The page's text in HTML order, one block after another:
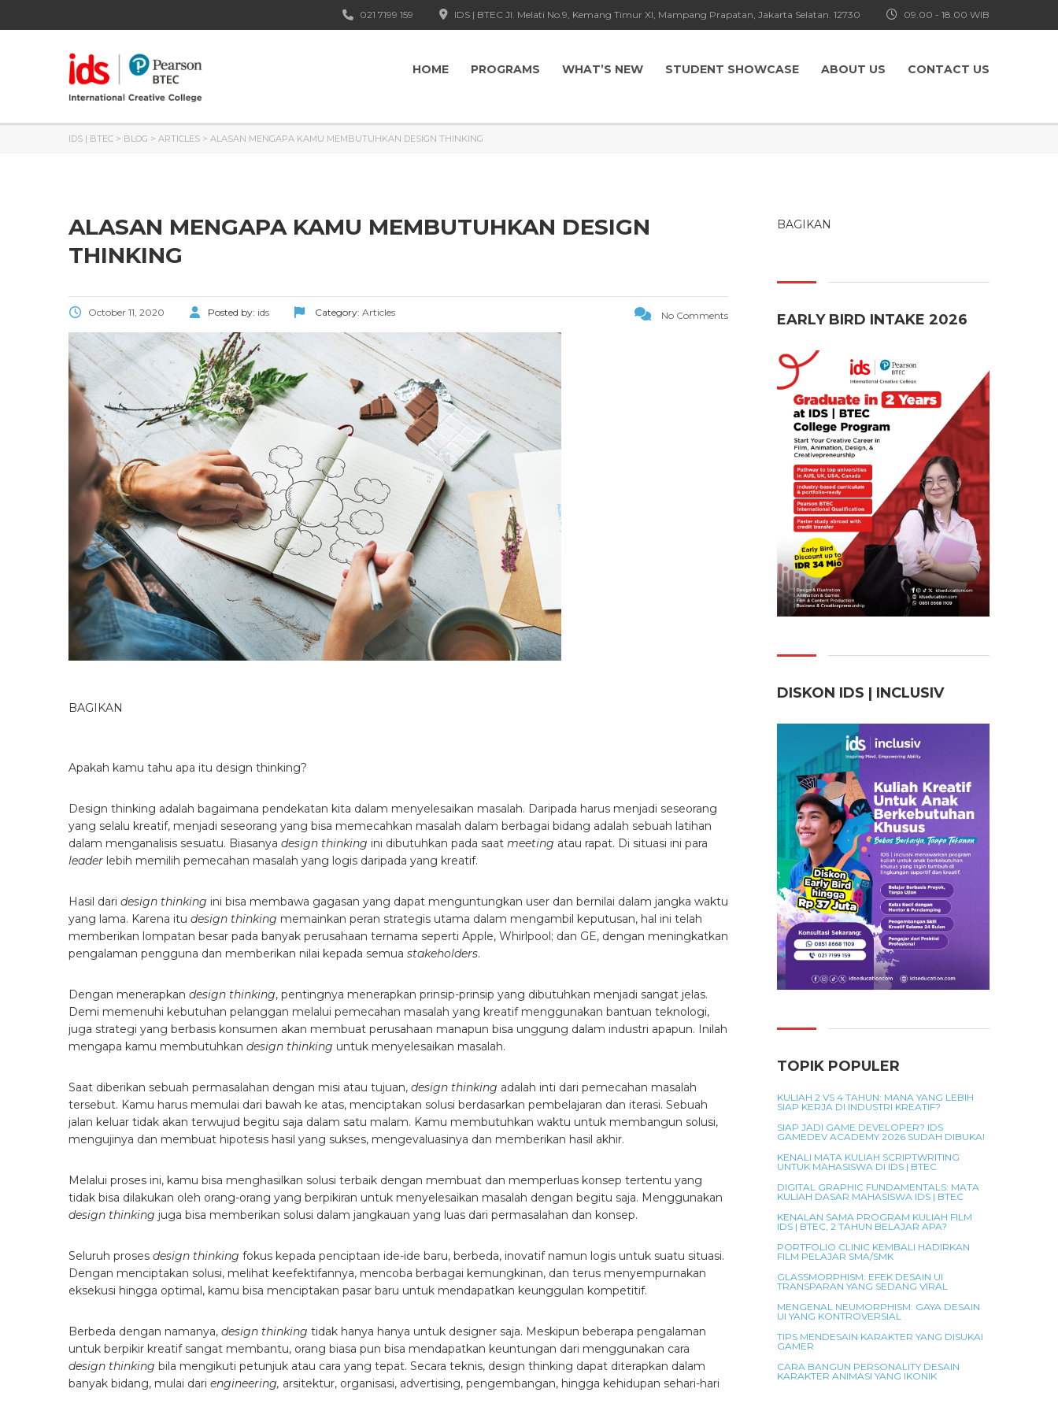
09.00 - 18.00 WIB
IDS | BTEC Jl. Melati No.9, Kemang Timur XI, Mampang Prapatan, Jakarta Selatan. 12730
021 7199 159
HOME PROGRAMS WHAT’S NEW STUDENT SHOWCASE ABOUT US CONTACT US
IDS | BTEC > BLOG > ARTICLES > ALASAN MENGAPA KAMU MEMBUTUHKAN DESIGN THINKING
ALASAN MENGAPA KAMU MEMBUTUHKAN DESIGN
THINKING
October 11, 2020 Posted by: ids Category: Articles No Comments
BAGIKAN
Apakah kamu tahu apa itu design thinking?
Design thinking adalah bagaimana pendekatan kita dalam menyelesaikan masalah. Daripada harus menjadi seseorang
yang selalu kreatif, menjadi seseorang yang bisa memecahkan masalah dalam berbagai bidang adalah sebuah latihan
dalam menganalisis sesuatu. Biasanya design thinking ini dibutuhkan pada saat meeting atau rapat. Di situasi ini para
leader lebih memilih pemecahan masalah yang logis daripada yang kreatif.
Hasil dari design thinking ini bisa membawa gagasan yang dapat menguntungkan user dan bernilai dalam jangka waktu
yang lama. Karena itu design thinking memainkan peran strategis utama dalam mengambil keputusan, hal ini telah
memberikan lompatan besar pada banyak perusahaan ternama seperti Apple, Whirlpool; dan GE, dengan meningkatkan
pengalaman pengguna dan memberikan nilai kepada semua stakeholders.
Dengan menerapkan design thinking, pentingnya menerapkan prinsip-prinsip yang dibutuhkan menjadi sangat jelas.
Demi memenuhi kebutuhan pelanggan melalui pemecahan masalah yang kreatif menggunakan bantuan teknologi,
juga strategi yang berbasis konsumen akan membuat perusahaan manapun bisa unggung dalam industri apapun. Inilah
mengapa kamu membutuhkan design thinking untuk menyelesaikan masalah.
Saat diberikan sebuah permasalahan dengan misi atau tujuan, design thinking adalah inti dari pemecahan masalah
tersebut. Kamu harus memulai dari bawah ke atas, menciptakan solusi berdasarkan pembelajaran dan iterasi. Sebuah
jalan keluar tidak akan terwujud begitu saja dalam satu malam. Kamu membutuhkan waktu untuk membangun solusi,
mengujinya dan membuat hipotesis hasil yang sukses, mengevaluasinya dan memberikan hasil akhir.
Melalui proses ini, kamu bisa menghasilkan solusi terbaik dengan membuat dan memperluas konsep tertentu yang
tidak bisa dilakukan oleh orang-orang yang berpikiran untuk menyelesaikan masalah dengan begitu saja. Menggunakan
design thinking juga bisa memberikan solusi dalam jangkauan yang luas dari permasalahan dan konsep.
Seluruh proses design thinking fokus kepada penciptaan ide-ide baru, berbeda, inovatif namun logis untuk suatu situasi.
Dengan menciptakan solusi, melihat keefektifannya, mencoba berbagai kemungkinan, dan terus menyempurnakan
eksekusi hingga optimal, kamu bisa menciptakan pasar baru untuk mendapatkan keunggulan kompetitif.
Berbeda dengan namanya, design thinking tidak hanya hanya untuk designer saja. Meskipun beberapa pengalaman
untuk berpikir kreatif sangat membantu, orang biasa pun bisa mendapatkan keuntungan dari menggunakan cara
design thinking bila mengikuti petunjuk atau cara yang tepat. Secara teknis, design thinking dapat diterapkan dalam
banyak bidang, mulai dari engineering, arsitektur, organisasi, advertising, pengembangan, hingga kehidupan sehari-hari
BAGIKAN
EARLY BIRD INTAKE 2026
DISKON IDS | INCLUSIV
TOPIK POPULER
KULIAH 2 VS 4 TAHUN: MANA YANG LEBIH
SIAP KERJA DI INDUSTRI KREATIF?
SIAP JADI GAME DEVELOPER? IDS
GAMEDEV ACADEMY 2026 SUDAH DIBUKA!
KENALI MATA KULIAH SCRIPTWRITING
UNTUK MAHASISWA DI IDS | BTEC
DIGITAL GRAPHIC FUNDAMENTALS: MATA
KULIAH DASAR MAHASISWA IDS | BTEC
KENALAN SAMA PROGRAM KULIAH FILM
IDS | BTEC, 2 TAHUN BELAJAR APA?
PORTFOLIO CLINIC KEMBALI HADIRKAN
FILM PELAJAR SMA/SMK
GLASSMORPHISM: EFEK DESAIN UI
TRANSPARAN YANG SEDANG VIRAL
MENGENAL NEUMORPHISM: GAYA DESAIN
UI YANG KONTROVERSIAL
TIPS MENDESAIN KARAKTER YANG DISUKAI
GAMER
CARA BANGUN PERSONALITY DESAIN
KARAKTER ANIMASI YANG IKONIK